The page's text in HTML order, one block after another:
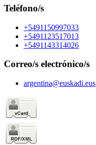
Teléfono/s
+5491150997033
+5491123517013
+5491143314026
Correo/s electrónico/s
argentina@euskadi.eus